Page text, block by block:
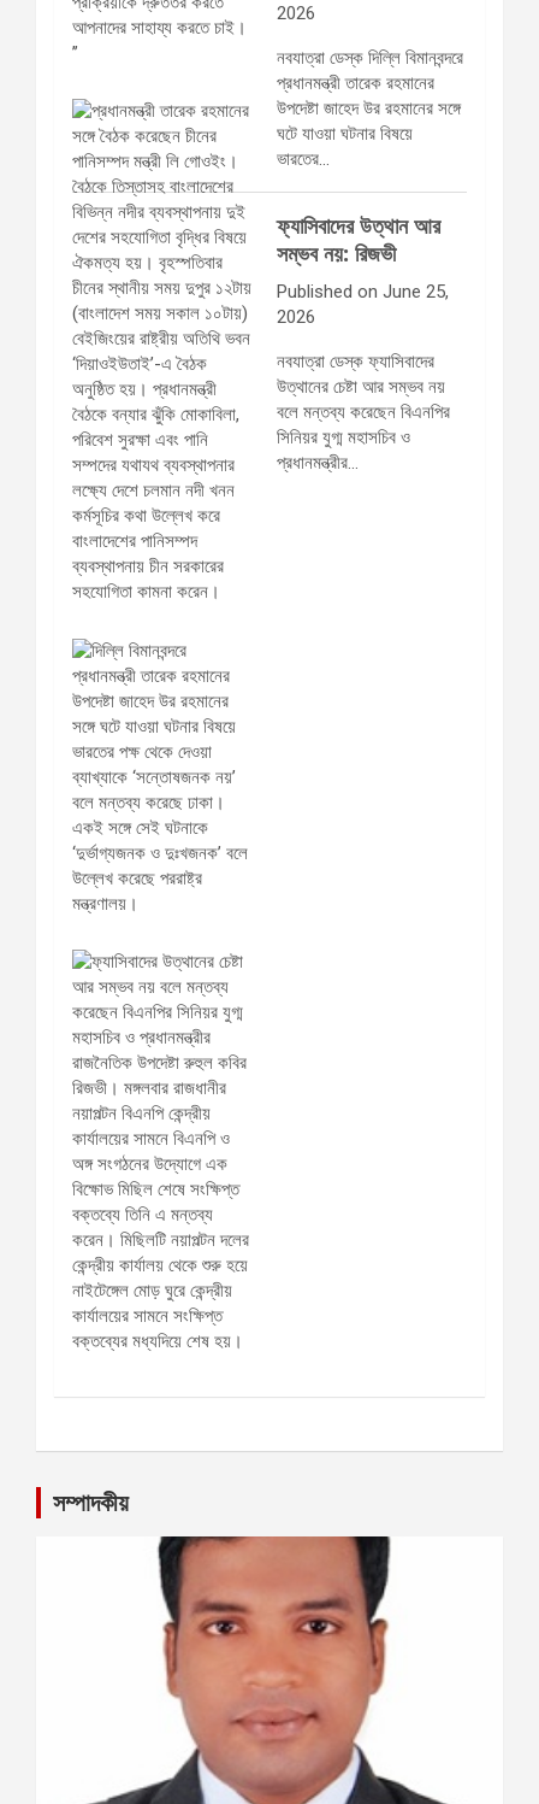
2026
নবযাত্রা ডেস্ক দিল্লি বিমানবন্দরে
প্রধানমন্ত্রী তারেক রহমানের
উপদেষ্টা জাহেদ উর রহমানের সঙ্গে
ঘটে যাওয়া ঘটনার বিষয়ে
ভারতের…
ফ্যাসিবাদের উত্থান আর
সম্ভব নয়: রিজভী
Published on June 25,
2026
নবযাত্রা ডেস্ক ফ্যাসিবাদের
উত্থানের চেষ্টা আর সম্ভব নয়
বলে মন্তব্য করেছেন বিএনপির
সিনিয়র যুগ্ম মহাসচিব ও
প্রধানমন্ত্রীর…
সম্পাদকীয়